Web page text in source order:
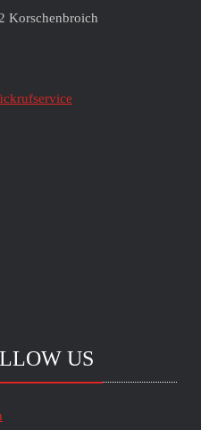
Korschenbroich
US